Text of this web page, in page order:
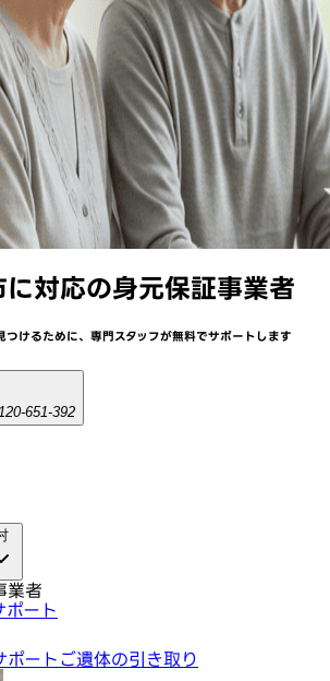
に対応の身元保証事業者
けるために、 専門スタッフが無料でサポートします
651-392
業者
ポート
ポート ご遺体の引き取り